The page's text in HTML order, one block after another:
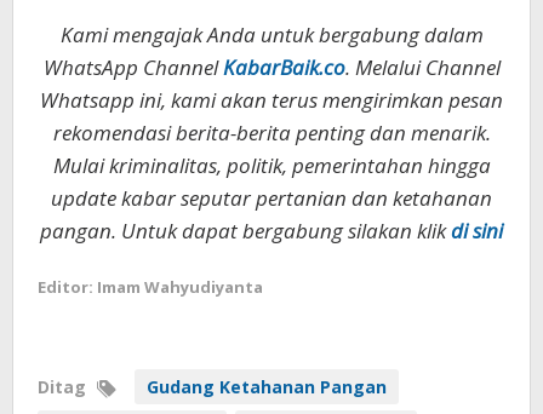
Kami mengajak Anda untuk bergabung dalam
WhatsApp ChannelKabarBaik.co. Melalui Channel
Whatsapp ini, kami akan terus mengirimkan pesan
rekomendasi berita-berita penting dan menarik.
Mulai kriminalitas, politik, pemerintahan hingga
update kabar seputar pertanian dan ketahanan
pangan. Untuk dapat bergabung silakan klikdi sini
Editor: Imam Wahyudiyanta
Ditag
Gudang Ketahanan Pangan